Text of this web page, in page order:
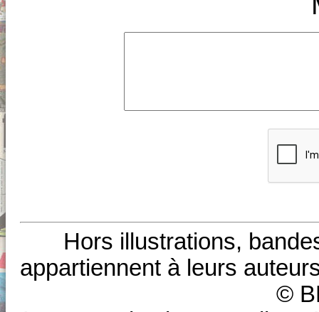
Hors illustrations,
appartiennent à leurs
©